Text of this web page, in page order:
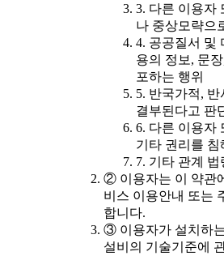
3. 다른 이용자
나 중상모략으
4. 공공질서 및
용의 정보, 문
포하는 행위
5. 반국가적,
결부된다고 판
6. 다른 이용자
기타 권리를 침
7. 기타 관계 법
② 이용자는 이 약관
비스 이용안내 또는
합니다.
③ 이용자가 설치하
설비의 기술기준에